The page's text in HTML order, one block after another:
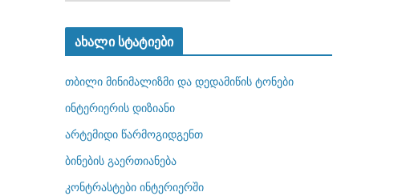
ტ
ო
რ
ბ
ი
ახალი სტატიები
თბილი მინიმალიზმი და დედამიწის ტონები
ინტერიერის დიზიანი
არტემიდი წარმოგიდგენთ
ბინების გაერთიანება
კონტრასტები ინტერიერში